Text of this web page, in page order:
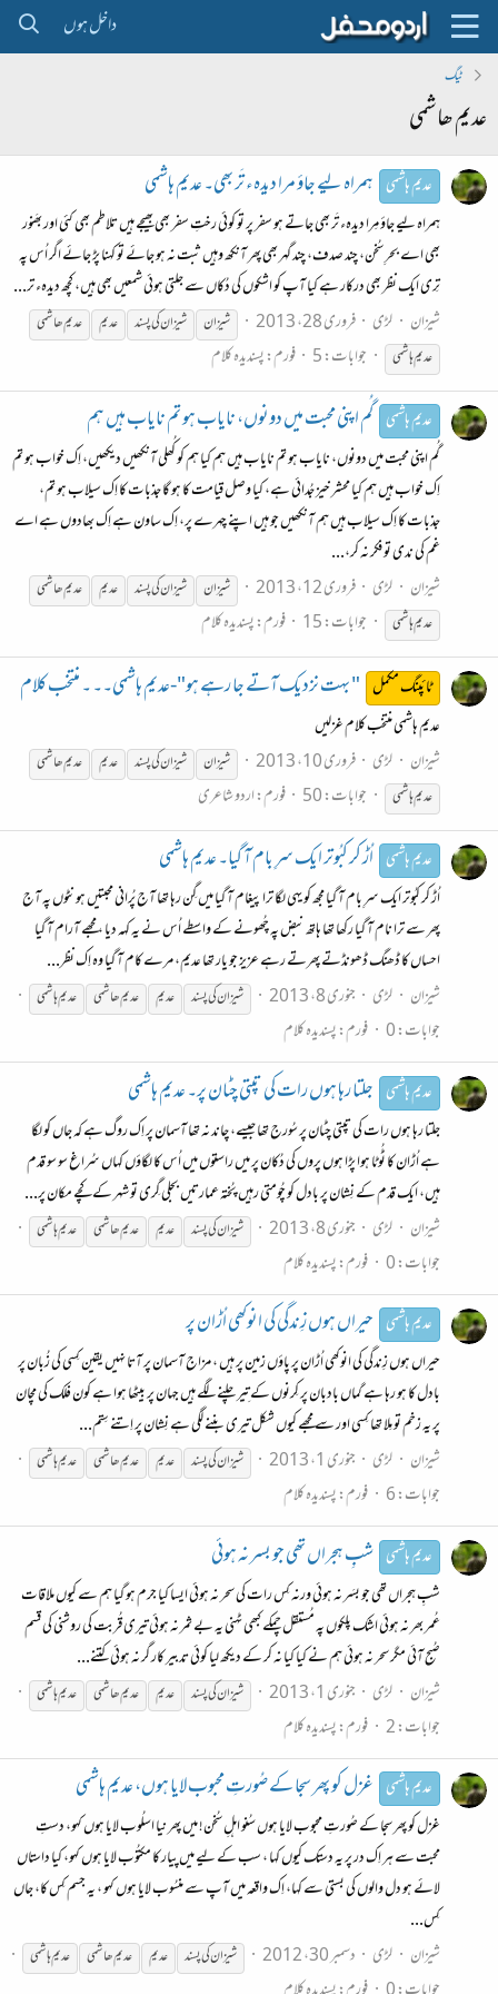
داخل ہوں
ٹیگ
عدیم ھاشمی
عدیم ہاشمی ہمراہ لیے جاؤ مرا دیدہء تَر بھی۔ عدیم ہاشمی
ہمراہ لیے جاؤ مِرا دیدہء تَر بھی جاتے ہو سفر پر تو کوئی رختِ سفر بھی بھیجے ہیں تلاطم بھی کئی اور بھَنور
بھی اے بحرِ سُخن، چند صدف، چند گہر بھی پھر آنکھ وہیں ثبت نہ ہو جائے تو کہنا پڑ جائے اگر اُس پہ
تِری ایک نظر بھی درکار ہے کیا آپ کو اشکوں کی دُکاں سے جلتی ہوئی شمعیں بھی ہیں، کچھ دیدہء تر...
شیزان
لڑی فروری 28، 2013 شیزان شیزان کی پسند عدیم عدیمھاشمی
عدیمہاشمی جوابات: 5 فورم:پسندیدہ کلام
عدیم ہاشمی گُم اپنی محبت میں دونوں، نایاب ہو تم نایاب ہیں ہم
گُم اپنی محبت میں دونوں، نایاب ہو تم نایاب ہیں ہم کیا ہم کو کُھلی آنکھیں دیکھیں، اِک خواب ہو تم
اِک خواب ہیں ہم کیا محشر خیز جُدائی ہے، کیا وصل قیامت کا ہو گا جذبات کا اِک سیلاب ہو تم،
جذبات کا اِک سیلاب ہیں ہم آنکھیں جو ہیں اپنے چہرے پر، اِک ساون ہے اِک بھادوں ہے اے
غم کی ندی تو فکر نہ کر،...
شیزان
لڑی فروری 12، 2013 شیزان شیزان کی پسند عدیم عدیمھاشمی
عدیمہاشمی جوابات: 15 فورم:پسندیدہ کلام
ٹائپنگ مکمل " بہت نزدیک آتے جا رہے ہو"-عدیم ہاشمی۔۔ ۔ منتخب کلام
عدیم ہاشمی منتخب کلام غزلیں
شیزان
لڑی فروری 10، 2013 شیزان شیزان کی پسند عدیم عدیمھاشمی
عدیمہاشمی جوابات: 50 فورم:اردو شاعری
عدیم ہاشمی اُڑ کر کبُوتر ایک سرِ بام آ گیا۔ عدیم ہاشمی
اُڑ کر کبُوتر ایک سرِ بام آ گیا مجھ کو یہی لگا ترا پیغام آ گیا میں گِن رہا تھا آج پُرانی محبتیں ہونٹوں پہ آج
پھر سے ترا نام آ گیا رکھا تھا ہاتھ نبض پہ چُھونے کے واسطے اُس نے یہ کہہ دیا ، مجھے آرام آ گیا
احساں کا ڈھنگ ڈھونڈتے پھرتے رہے عزیز جو یار تھا عدیم، مرے کام آ گیا وہ اِک نظر...
شیزان
لڑی جنوری 8، 2013 شیزان کی پسند عدیم عدیمھاشمی عدیمہاشمی
جوابات: 0 فورم:پسندیدہ کلام
عدیم ہاشمی جلتا رہا ہوں رات کی تپتی چٹان پر۔ عدیم ہاشمی
جلتا رہا ہوں رات کی تپتی چٹان پر سُورج تھا جیسے، چاند نہ تھا آسمان پر اِک روگ ہے کہ جاں کو لگا
ہے اُڑان کا ٹُوٹا ہوا پڑا ہوں پروں کی دُکان پر میں راستوں میں اُس کا لگاؤں کہاں سُراغ سو سو قدم
ہیں، ایک قدم کے نِشان پر بادل کو چُومتی رہیں پُختہ عمارتیں بجلی گِری تو شہر کے کچے مکان پر...
شیزان
لڑی جنوری 8، 2013 شیزان کی پسند عدیم عدیمھاشمی عدیمہاشمی
جوابات: 0 فورم:پسندیدہ کلام
عدیم ہاشمی حیراں ہوں زِندگی کی انوکھی اُڑان پر
حیراں ہوں زِندگی کی انوکھی اُڑان پر پاؤں زمین پر ہیں ، مزاج آسمان پر آتا نہیں یقین کِسی کی زُبان پر
بادل کا ہو رہا ہے گماں بادبان پر کِرنوں کے تِیر چلنے لگے ہیں جہان پر بیٹھا ہوا ہے کون فلک کی مچان
پر یہ زخم تو مِلا تھا کِسی اور سے مجھے کیوں شکل تیری بننے لگی ہے نِشان پر اِتنے سِتم...
شیزان
لڑی جنوری 1، 2013 شیزان کی پسند عدیم عدیمھاشمی عدیمہاشمی
جوابات: 6 فورم:پسندیدہ کلام
عدیم ہاشمی شبِ ہجراں تھی جو بسر نہ ہوئی
شبِ ہجراں تھی جو بسَر نہ ہوئی ورنہ کِس رات کی سحر نہ ہوئی ایسا کیا جرم ہو گیا ہم سے کیوں ملاقات
عُمر بھر نہ ہوئی اشک پلکوں پہ مُستقل چمکے کبھی ٹہنی یہ بے ثمر نہ ہوئی تیری قُربت کی روشنی کی قسم
صُبح آئی مگر سحر نہ ہوئی ہم نے کیا کیا نہ کر کے دیکھ لیا کوئی تدبیر کار گر نہ ہوئی کتنے...
شیزان
لڑی جنوری 1، 2013 شیزان کی پسند عدیم عدیمھاشمی عدیمہاشمی
جوابات: 2 فورم:پسندیدہ کلام
عدیم ہاشمی غزل کو پھر سجا کے صُورتِ محبوب لایا ہوں، عدیم ہاشمی
غزل کو پھر سجا کے صُورتِ محبوب لایا ہوں سُنو اہلِ سُخن! میں پھر نیا اسلُوب لایا ہوں کہو، دستِ
محبت سے ہر اِک در پر یہ دستک کیوں کہا ، سب کے لیے میں پیار کا مکتُوب لایا ہوں کہو، کیا داستاں
لائے ہو دل والوں کی بستی سے کہا، اِک واقعہ میں آپ سے منسُوب لایا ہوں کہو ، یہ جسم کِس کا، جاں
کِس...
شیزان
لڑی دسمبر 30، 2012 شیزان کی پسند عدیم عدیمھاشمی عدیمہاشمی